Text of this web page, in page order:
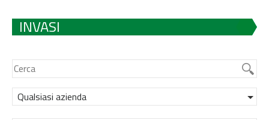
INVASI
Qualsiasi azienda